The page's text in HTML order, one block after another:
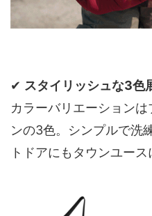
✔ スタイリッシュな3色
カラーバリエーション
ンの3色。シンプルで洗
トドアにもタウンユース